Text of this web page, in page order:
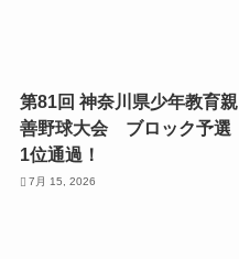
第81回 神奈川県少年教育親
善野球大会 ブロック予選
1位通過！
7月 15, 2026